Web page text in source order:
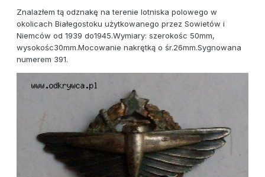
Znalazłem tą odznakę na terenie lotniska polowego w
okolicach Białegostoku użytkowanego przez Sowietów i
Niemców od 1939 do1945.Wymiary: szerokośc 50mm,
wysokośc30mm.Mocowanie nakrętką o śr.26mm.Sygnowana
numerem 391.